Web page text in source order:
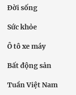
Đời sống
Sức khỏe
Ô tô xe máy
Bất động sản
Tuần Việt Nam